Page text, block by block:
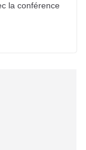
la conférence